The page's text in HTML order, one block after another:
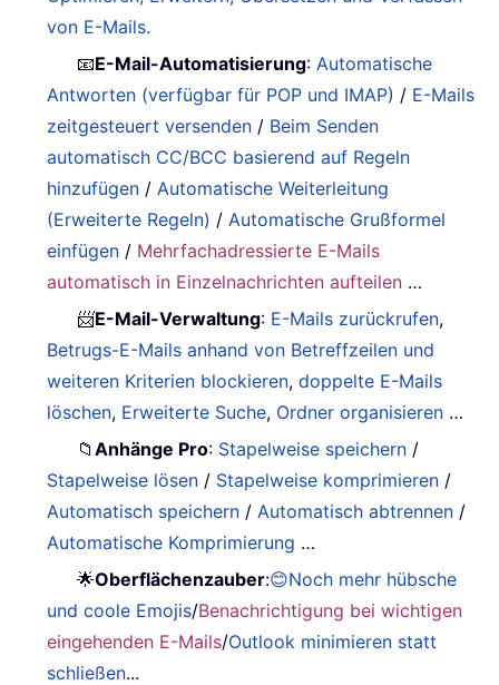
von E-Mails.
📧E-Mail-Automatisierung: Automatische
Antworten (verfügbar für POP und IMAP) / E-Mails
zeitgesteuert versenden / Beim Senden
automatisch CC/BCC basierend auf Regeln
hinzufügen / Automatische Weiterleitung
(Erweiterte Regeln) / Automatische Grußformel
einfügen / Mehrfachadressierte E-Mails
automatisch in Einzelnachrichten aufteilen …
📨E-Mail-Verwaltung: E-Mails zurückrufen,
Betrugs-E-Mails anhand von Betreffzeilen und
weiteren Kriterien blockieren,doppelte E-Mails
löschen, Erweiterte Suche, Ordner organisieren …
📁Anhänge Pro: Stapelweise speichern /
Stapelweise lösen / Stapelweise komprimieren /
Automatisch speichern / Automatisch abtrennen /
Automatische Komprimierung …
🌟Oberflächenzauber:😊Noch mehr hübsche
und coole Emojis/Benachrichtigung bei wichtigen
eingehenden E-Mails/Outlook minimieren statt
schließen...